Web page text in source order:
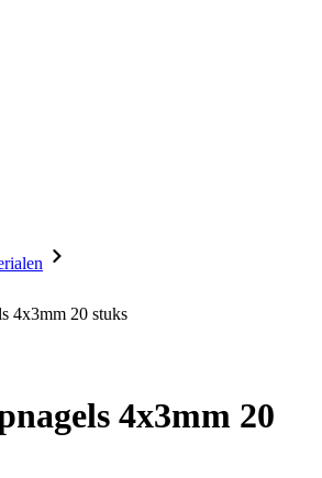
4x3mm 20 stuks
4x3mm 20